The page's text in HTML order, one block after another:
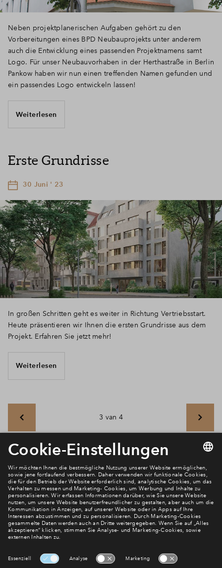
Neben projektplanerischen Aufgaben gehört zu den
Vorbereitungen eines BPD Neubauprojekts unter anderem
auch die Entwicklung eines passenden Projektnamens samt
Logo. Für unser Neubauvorhaben in der Herthastraße in Berlin
Pankow haben wir nun einen treffenden Namen gefunden und
ein passendes Logo entwickeln lassen!
Weiterlesen
Erste Grundrisse
30 Juni ' 23
In großen Schritten geht es weiter in Richtung Vertriebsstart.
Heute präsentieren wir Ihnen die ersten Grundrisse aus dem
Projekt. Erfahren Sie jetzt mehr!
Weiterlesen
3 van 4
Newsletter Anmeldung
Verpassen Sie zu diesem Wohnprojekt keine Neuigkeiten
mehr! Wir halten Sie auf dem Laufenden – mit unserem
regelmäßig erscheinenden Newsletter informieren wir Sie
über den Stand dieses und weiterer Neubauprojekte.
E-Mail-Adresse